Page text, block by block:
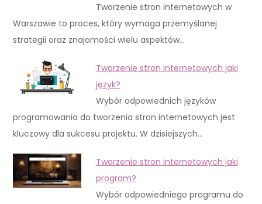
Tworzenie stron internetowych w
Warszawie to proces, który wymaga przemyślanej
strategii oraz znajomości wielu aspektów…
Tworzenie stron internetowych jaki
język?
Wybór odpowiednich języków
programowania do tworzenia stron internetowych jest
kluczowy dla sukcesu projektu. W dzisiejszych…
Tworzenie stron internetowych jaki
program?
Wybór odpowiedniego programu do